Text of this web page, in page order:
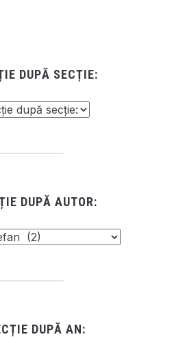
DUPĂ SECȚIE:
DUPĂ AUTOR:
DUPĂ AN: